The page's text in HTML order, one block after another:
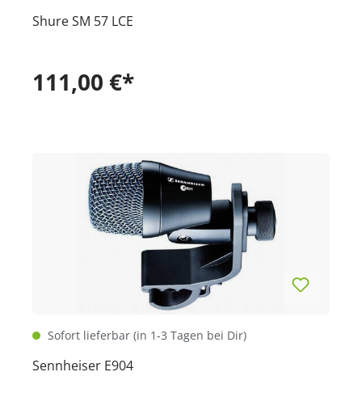
Shure SM 57 LCE
111,00 €*
Sofort lieferbar (in 1-3 Tagen bei Dir)
Sennheiser E904